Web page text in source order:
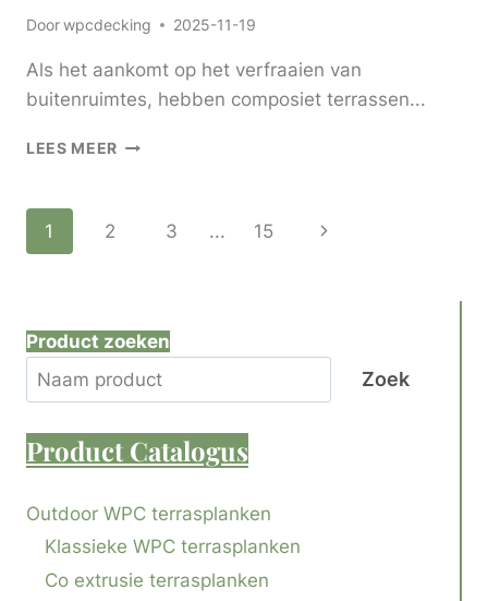
Doorwpcdecking 2025-11-19
Als het aankomt op het verfraaien van
buitenruimtes, hebben composiet terrassen...
LEES MEER SUMUCHANG
COMPOSIET
EN
PRESTATIES
Paginanavigatie
1 2 3 ... 15
Volgende
Product zoeken
Zoek
ProductCatalogus
Outdoor WPC terrasplanken
Klassieke WPC terrasplanken
Co extrusie terrasplanken